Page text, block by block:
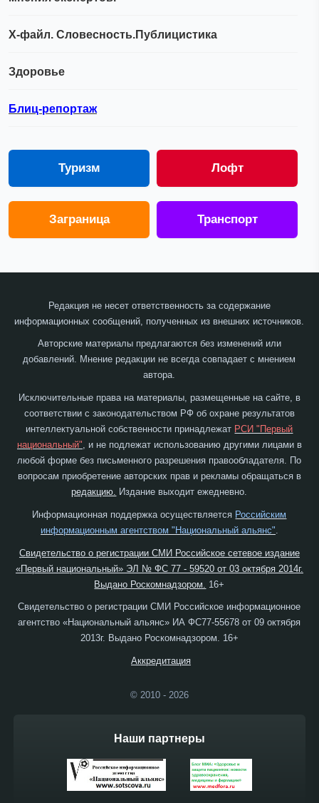
Х-файл. Словесность.Публицистика
Здоровье
Блиц-репортаж
Туризм Лофт
Заграница Транспорт
Редакция не несет ответственность за содержание
информационных сообщений, полученных из внешних источников.
Авторские материалы предлагаются без изменений или
добавлений. Мнение редакции не всегда совпадает с мнением
автора.
Исключительные права на материалы, размещенные на сайте, в
соответствии с законодательством РФ об охране результатов
интеллектуальной собственности принадлежат РСИ "Первый
национальный", и не подлежат использованию другими лицами в
любой форме без письменного разрешения правообладателя. По
вопросам приобретение авторских прав и рекламы обращаться в
редакцию. Издание выходит ежедневно.
Информационная поддержка осуществляется Российским
информационным агентством "Национальный альянс"
Свидетельство о регистрации СМИ Российское сетевое издание
«Первый национальный» ЭЛ № ФС 77 - 59520 от 03 октября 2014г.
Выдано Роскомнадзором.
16+
Свидетельство о регистрации СМИ Российское информационное
агентство «Национальный альянс» ИА ФС77-55678 от 09 октября
2013г. Выдано Роскомнадзором. 16+
Аккредитация
© 2010 - 2026
Наши партнеры